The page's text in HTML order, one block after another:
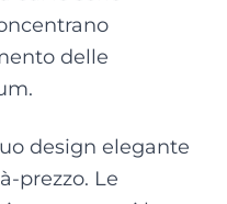
delle
design elegante
prezzo. Le